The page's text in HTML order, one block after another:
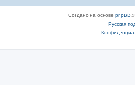
Создано на основе phpBB®
Русская